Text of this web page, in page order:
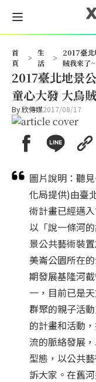
首
頁
>
生
活
>
2017臺北
賊我來了
2017臺北地景
童心大發 大烏
By欣傳媒2017/08/17
圖片說明：聽
化局提供)由臺
術計畫已經邁
以「說一條河
景公共藝術裝
美崙公園所在
期發展基隆河
一，目前已是
群聚的親子活
的計畫和活動
流的脈絡發展
型態，以公共
訴大家。在舊